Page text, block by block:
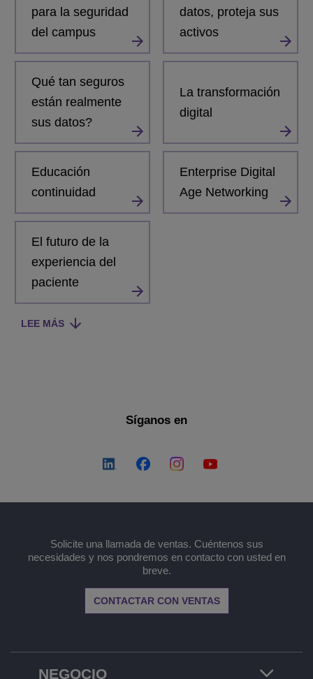
para la seguridad
del campus
datos, proteja sus
activos
Qué tan seguros
están realmente
sus datos?
La transformación
digital
Educación
continuidad
Enterprise Digital
Age Networking
El futuro de la
experiencia del
paciente
LEE MÁS
Síganos en
NEGOCIO
Solicite una llamada de ventas. Cuéntenos sus
necesidades y nos pondremos en contacto con usted en
breve.
CONTACTAR CON VENTAS